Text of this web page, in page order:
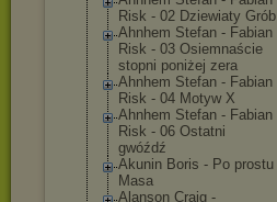
Risk - 02 Dziewiaty Grób
Ahnhem Stefan - Fabian
Risk - 03 Osiemnaście
stopni poniżej zera
Ahnhem Stefan - Fabian
Risk - 04 Motyw X
Ahnhem Stefan - Fabian
Risk - 06 Ostatni
gwóźdź
Akunin Boris - Po prostu
Masa
Alanson Craig -